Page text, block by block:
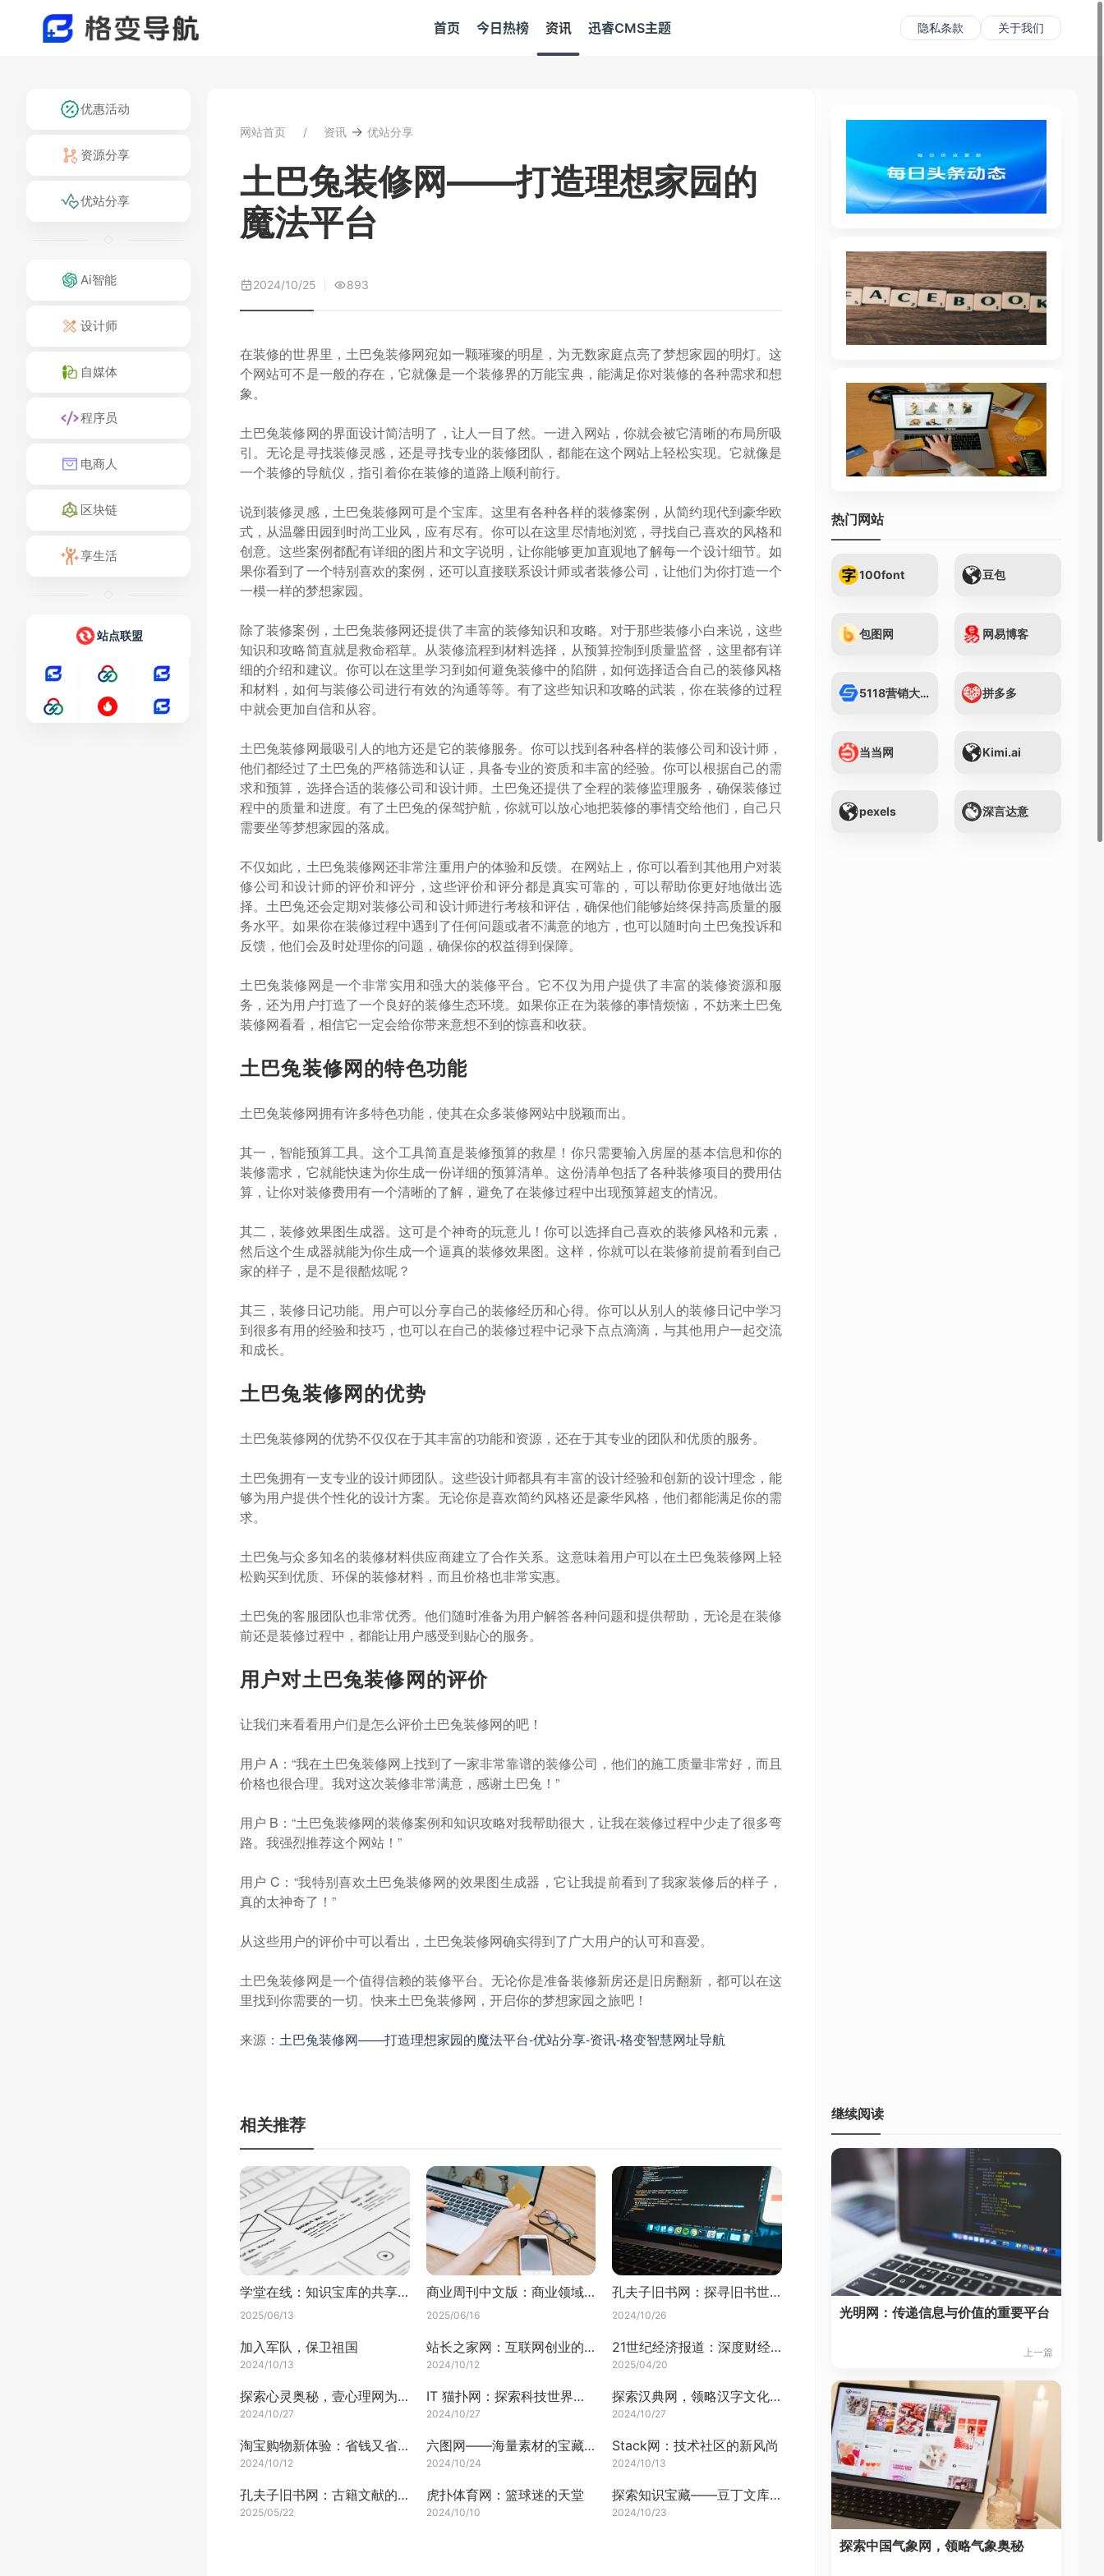
首页 今日热榜 资讯 迅睿CMS主题 隐私条款 关于我们
优惠活动
资源分享
优站分享
Ai智能
设计师
自媒体
程序员
电商人
区块链
享生活
站点联盟
网站首页 资讯 → 优站分享
土巴兔装修网——打造理想家园的
魔法平台
2024/10/25 893
在装修的世界里，土巴兔装修网宛如一颗璀璨的明星，为无数家庭点亮了梦想家园的明灯。这
个网站可不是一般的存在，它就像是一个装修界的万能宝典，能满足你对装修的各种需求和想
象。
土巴兔装修网的界面设计简洁明了，让人一目了然。一进入网站，你就会被它清晰的布局所吸
引。无论是寻找装修灵感，还是寻找专业的装修团队，都能在这个网站上轻松实现。它就像是
一个装修的导航仪，指引着你在装修的道路上顺利前行。
说到装修灵感，土巴兔装修网可是个宝库。这里有各种各样的装修案例，从简约现代到豪华欧
式，从温馨田园到时尚工业风，应有尽有。你可以在这里尽情地浏览，寻找自己喜欢的风格和
创意。这些案例都配有详细的图片和文字说明，让你能够更加直观地了解每一个设计细节。如
果你看到了一个特别喜欢的案例，还可以直接联系设计师或者装修公司，让他们为你打造一个
一模一样的梦想家园。
除了装修案例，土巴兔装修网还提供了丰富的装修知识和攻略。对于那些装修小白来说，这些
知识和攻略简直就是救命稻草。从装修流程到材料选择，从预算控制到质量监督，这里都有详
细的介绍和建议。你可以在这里学习到如何避免装修中的陷阱，如何选择适合自己的装修风格
和材料，如何与装修公司进行有效的沟通等等。有了这些知识和攻略的武装，你在装修的过程
中就会更加自信和从容。
土巴兔装修网最吸引人的地方还是它的装修服务。你可以找到各种各样的装修公司和设计师，
他们都经过了土巴兔的严格筛选和认证，具备专业的资质和丰富的经验。你可以根据自己的需
求和预算，选择合适的装修公司和设计师。土巴兔还提供了全程的装修监理服务，确保装修过
程中的质量和进度。有了土巴兔的保驾护航，你就可以放心地把装修的事情交给他们，自己只
需要坐等梦想家园的落成。
不仅如此，土巴兔装修网还非常注重用户的体验和反馈。在网站上，你可以看到其他用户对装
修公司和设计师的评价和评分，这些评价和评分都是真实可靠的，可以帮助你更好地做出选
择。土巴兔还会定期对装修公司和设计师进行考核和评估，确保他们能够始终保持高质量的服
务水平。如果你在装修过程中遇到了任何问题或者不满意的地方，也可以随时向土巴兔投诉和
反馈，他们会及时处理你的问题，确保你的权益得到保障。
土巴兔装修网是一个非常实用和强大的装修平台。它不仅为用户提供了丰富的装修资源和服
务，还为用户打造了一个良好的装修生态环境。如果你正在为装修的事情烦恼，不妨来土巴兔
装修网看看，相信它一定会给你带来意想不到的惊喜和收获。
土巴兔装修网的特色功能
土巴兔装修网拥有许多特色功能，使其在众多装修网站中脱颖而出。
其一，智能预算工具。这个工具简直是装修预算的救星！你只需要输入房屋的基本信息和你的
装修需求，它就能快速为你生成一份详细的预算清单。这份清单包括了各种装修项目的费用估
算，让你对装修费用有一个清晰的了解，避免了在装修过程中出现预算超支的情况。
其二，装修效果图生成器。这可是个神奇的玩意儿！你可以选择自己喜欢的装修风格和元素，
然后这个生成器就能为你生成一个逼真的装修效果图。这样，你就可以在装修前提前看到自己
家的样子，是不是很酷炫呢？
其三，装修日记功能。用户可以分享自己的装修经历和心得。你可以从别人的装修日记中学习
到很多有用的经验和技巧，也可以在自己的装修过程中记录下点点滴滴，与其他用户一起交流
和成长。
土巴兔装修网的优势
土巴兔装修网的优势不仅仅在于其丰富的功能和资源，还在于其专业的团队和优质的服务。
土巴兔拥有一支专业的设计师团队。这些设计师都具有丰富的设计经验和创新的设计理念，能
够为用户提供个性化的设计方案。无论你是喜欢简约风格还是豪华风格，他们都能满足你的需
求。
土巴兔与众多知名的装修材料供应商建立了合作关系。这意味着用户可以在土巴兔装修网上轻
松购买到优质、环保的装修材料，而且价格也非常实惠。
土巴兔的客服团队也非常优秀。他们随时准备为用户解答各种问题和提供帮助，无论是在装修
前还是装修过程中，都能让用户感受到贴心的服务。
用户对土巴兔装修网的评价
让我们来看看用户们是怎么评价土巴兔装修网的吧！
用户 A：“我在土巴兔装修网上找到了一家非常靠谱的装修公司，他们的施工质量非常好，而且
价格也很合理。我对这次装修非常满意，感谢土巴兔！”
用户 B：“土巴兔装修网的装修案例和知识攻略对我帮助很大，让我在装修过程中少走了很多弯
路。我强烈推荐这个网站！”
用户 C：“我特别喜欢土巴兔装修网的效果图生成器，它让我提前看到了我家装修后的样子，
真的太神奇了！”
从这些用户的评价中可以看出，土巴兔装修网确实得到了广大用户的认可和喜爱。
土巴兔装修网是一个值得信赖的装修平台。无论你是准备装修新房还是旧房翻新，都可以在这
里找到你需要的一切。快来土巴兔装修网，开启你的梦想家园之旅吧！
来源： 土巴兔装修网——打造理想家园的魔法平台-优站分享-资讯-格变智慧网址导航
热门网站
100font 豆包
包图网 网易博客
5118营销大数据... 拼多多
当当网 Kimi.ai
pexels 深言达意
相关推荐
学堂在线：知识宝库的共享殿堂
2025/06/13
商业周刊中文版：商业领域的深度剖析与权威解读
2025/06/16
孔夫子旧书网：探寻旧书世界的宝藏之地
2024/10/26
加入军队，保卫祖国
2024/10/13
站长之家网：互联网创业的宝库
2024/10/12
21世纪经济报道：深度财经洞察
2025/04/20
探索心灵奥秘，壹心理网为你开启内心之旅
2024/10/27
IT 猫扑网：探索科技世界的宝藏之地
2024/10/27
探索汉典网，领略汉字文化的博大精深
2024/10/27
淘宝购物新体验：省钱又省心
2024/10/12
六图网——海量素材的宝藏之地
2024/10/24
Stack网：技术社区的新风尚
2024/10/13
孔夫子旧书网：古籍文献的宝藏之地
2025/05/22
虎扑体育网：篮球迷的天堂
2024/10/10
探索知识宝藏——豆丁文库网的魅力之旅
2024/10/23
继续阅读
光明网：传递信息与价值的重要平台
上一篇
探索中国气象网，领略气象奥秘